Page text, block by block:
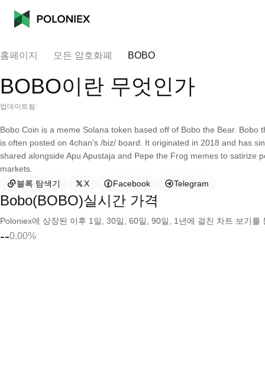
홈페이지 모든 암호화폐 BOBO
BOBO이란 무엇인가
업데이트됨:
Bobo Coin is a meme Solana token based off of Bobo the Bear.
is often posted on 4chan's /biz/ board. It originated in 2018 and has
shared alongside Apu Apustaja and Pepe the Frog memes to satirize
markets.
블록 탐색기
X Facebook Telegram
Bobo(BOBO)실시간 가격
Poloniex에 상장된 이후 1일, 30일, 60일, 90일, 1년에 걸친 차트 보기
--0.00%